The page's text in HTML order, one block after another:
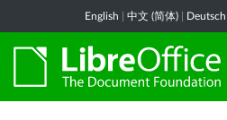
English 中文 (简体) Deutsch